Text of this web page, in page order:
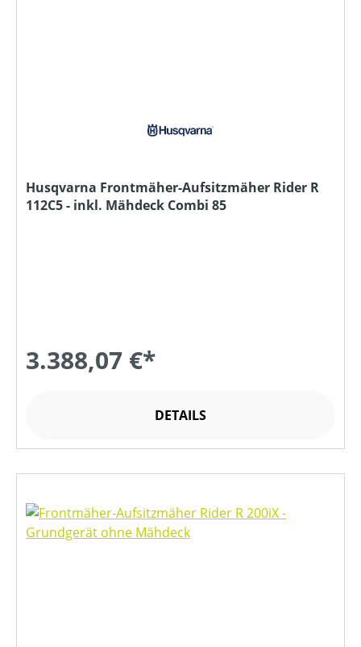
Husqvarna Frontmäher-Aufsitzmäher Rider R
112C5 - inkl. Mähdeck Combi 85
3.388,07 €*
DETAILS